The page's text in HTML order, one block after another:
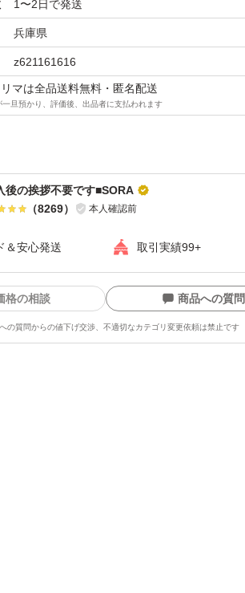
1〜2日で発送
兵庫県
z621161616
マは全品送料無料・匿名配送
一旦預かり、評価後、出品者に支払われます
後の挨拶不要です■SORA
（8269） 本人確認前
＆安心発送 取引実績99+
格の相談 商品への質問
の質問からの値下げ交渉、不適切なカテゴリ変更依頼は禁止です